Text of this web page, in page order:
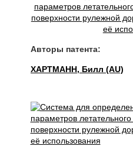
Авторы патента:
ХАРТМАНН, Билл (AU)